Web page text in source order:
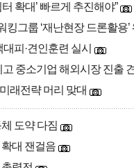
확대’ 빠르게 추진해야”
그룹 ‘재난현장 드론활용’
피·견인훈련 실시
중소기업 해외시장 진출
래전략 머리 맞대
도약 다짐
대 잰걸음